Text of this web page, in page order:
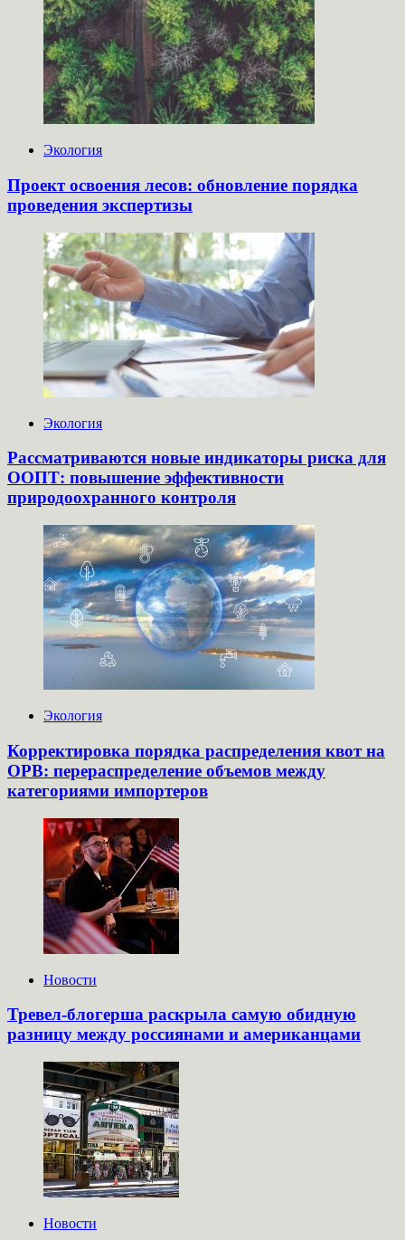
Экология
Проект освоения лесов: обновление порядка
проведения экспертизы
Экология
Рассматриваются новые индикаторы риска для
ООПТ: повышение эффективности
природоохранного контроля
Экология
Корректировка порядка распределения квот на
ОРВ: перераспределение объемов между
категориями импортеров
Новости
Тревел-блогерша раскрыла самую обидную
разницу между россиянами и американцами
Новости